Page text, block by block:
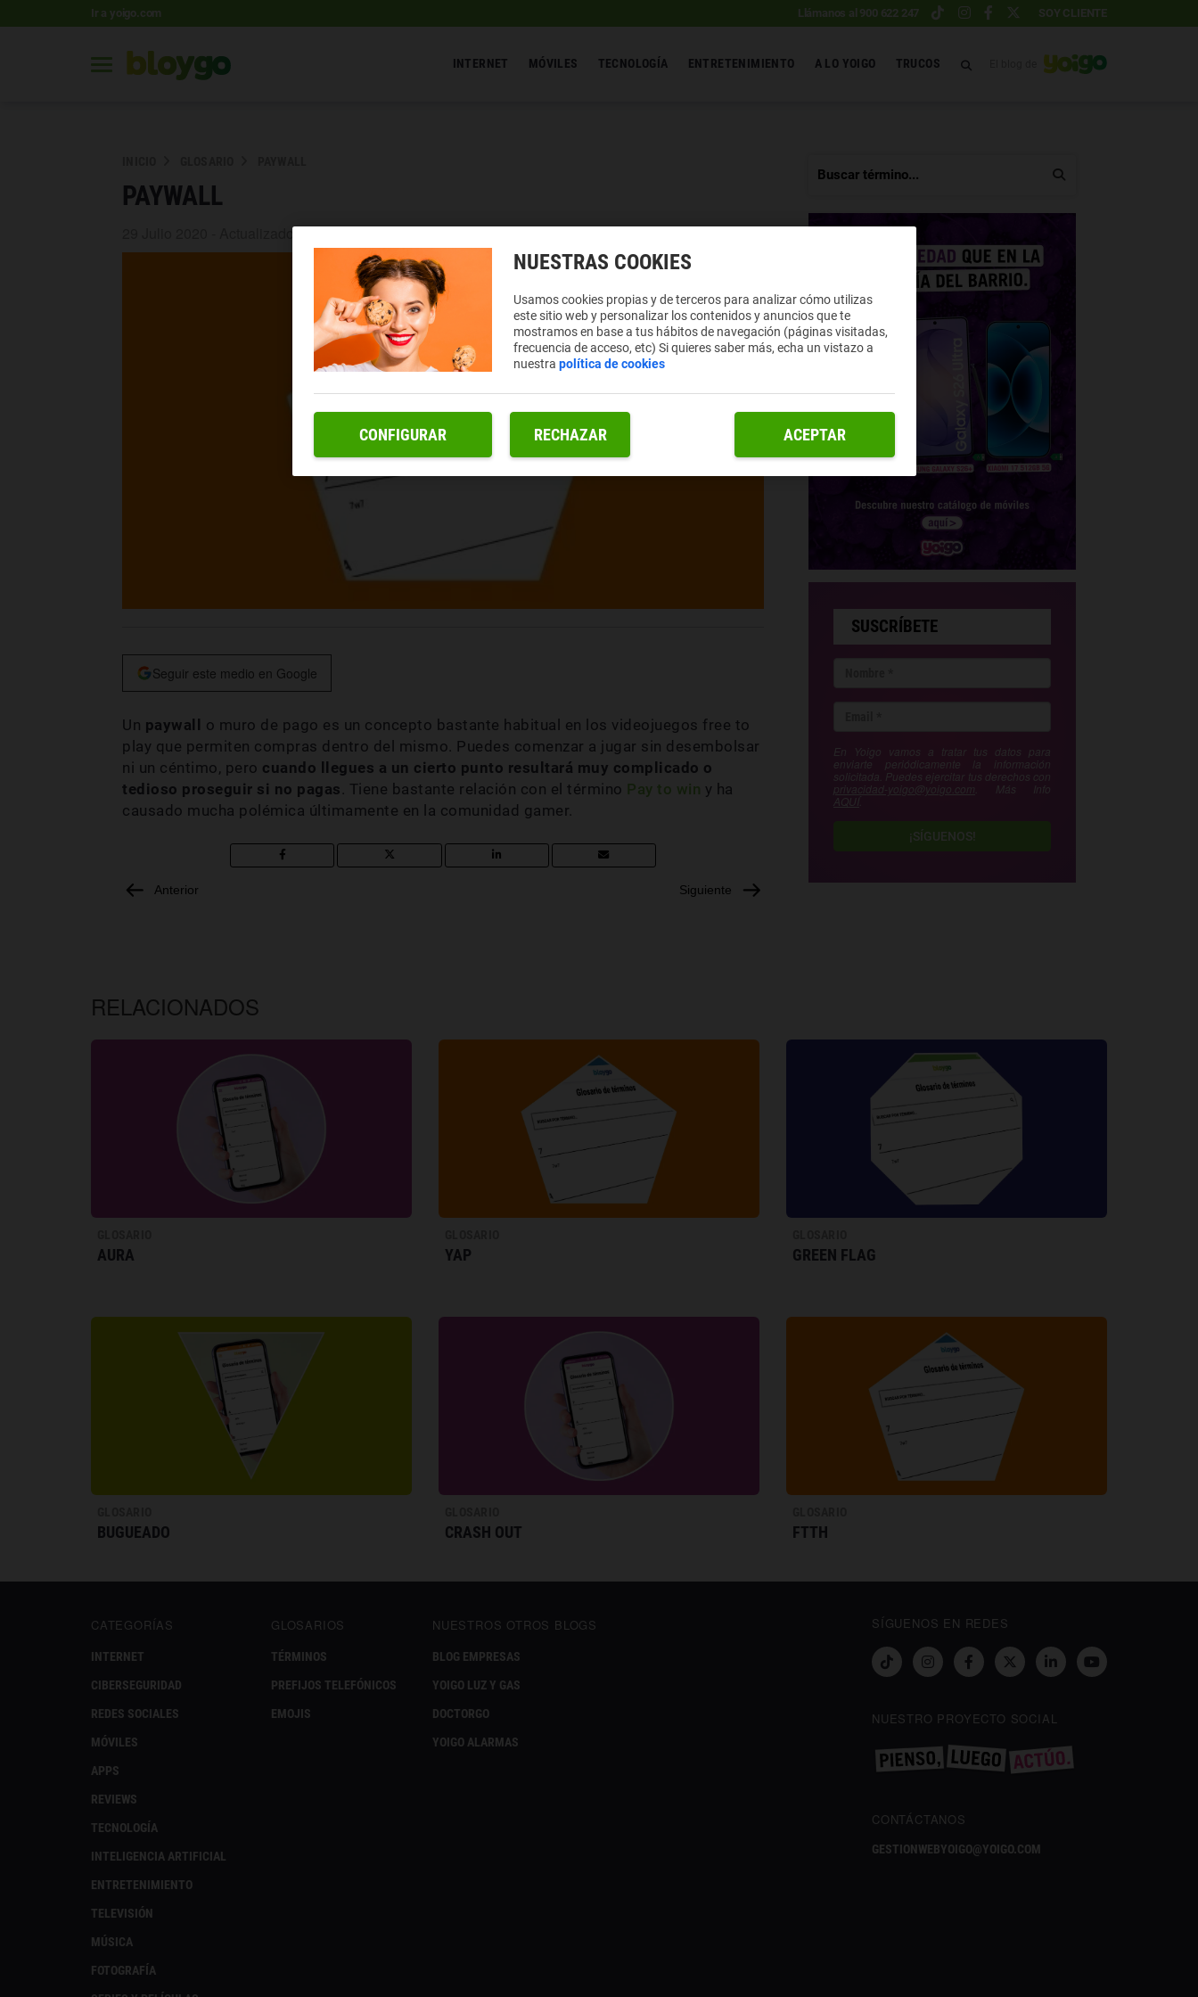
Ir a yoigo.com Llámanos al 900 622 247 SOY CLIENTE
INTERNET MÓVILES TECNOLOGÍA ENTRETENIMIENTO A LO YOIGO TRUCOS
PAYWALL
29 Julio 2020 - Actualizado 06 Agosto 2021
Seguir este medio en Google
Un paywall
o muro de pago es un concepto bastante habitual en los videojuegos free to
play que permiten compras dentro del mismo. Puedes comenzar a jugar sin desembolsar
ni un céntimo, pero cuando llegues a un cierto punto resultará muy complicado o
tedioso proseguir si no pagas . Tiene bastante relación con el término Pay to win y ha
causado mucha polémica últimamente en la comunidad gamer.
Anterior Siguiente
SUSCRÍBETE
En Yoigo vamos a tratar tus datos para
enviarte periódicamente la información
solicitada. Puedes ejercitar tus derechos con
privacidad-yoigo@yoigo.com . Más Info
AQUÍ
¡SÍGUENOS!
RELACIONADOS
AURA YAP GREEN FLAG
BUGUEADO CRASH OUT FTTH
CATEGORÍAS
INTERNET
CIBERSEGURIDAD
REDES SOCIALES
MÓVILES
APPS
REVIEWS
TECNOLOGÍA
INTELIGENCIA ARTIFICIAL
ENTRETENIMIENTO
TELEVISIÓN
MÚSICA
FOTOGRAFÍA
GLOSARIOS
TÉRMINOS
PREFIJOS TELEFÓNICOS
EMOJIS
NUESTROS OTROS BLOGS
BLOG EMPRESAS
YOIGO LUZ Y GAS
DOCTORGO
YOIGO ALARMAS
SÍGUENOS EN REDES
NUESTRO PROYECTO SOCIAL
CONTÁCTANOS
GESTIONWEBYOIGO@YOIGO.COM
NUESTRAS COOKIES
Usamos cookies propias y de terceros para analizar cómo utilizas
este sitio web y personalizar los contenidos y anuncios que te
mostramos en base a tus hábitos de navegación (páginas visitadas,
frecuencia de acceso, etc) Si quieres saber más, echa un vistazo a
nuestrapolítica de cookies
RECHAZAR ACEPTAR
CONFIGURAR